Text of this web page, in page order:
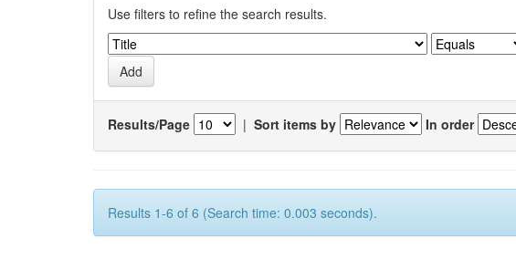
Use filters to refine the search results.
Results/Page | Sort items by In order
Results 1-6 of 6 (Search time: 0.003 seconds).